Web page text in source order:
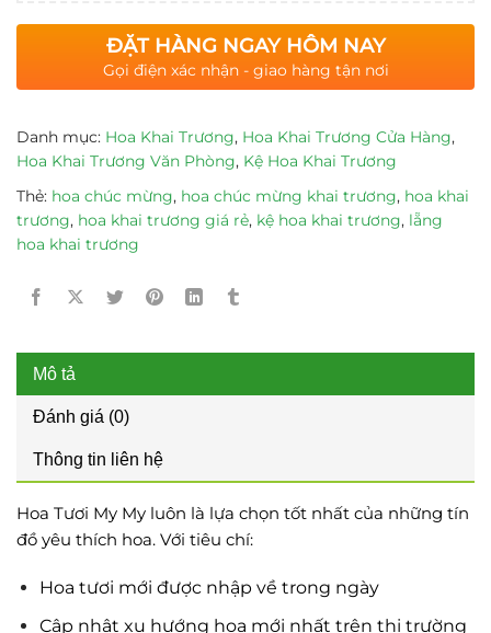
ĐẶT HÀNG NGAY HÔM NAY
Gọi điện xác nhận - giao hàng tận nơi
Danh mục: Hoa Khai Trương, Hoa Khai Trương Cửa Hàng,
Hoa Khai Trương Văn Phòng, Kệ Hoa Khai Trương
Thẻ: hoa chúc mừng, hoa chúc mừng khai trương, hoa khai
trương, hoa khai trương giá rẻ, kệ hoa khai trương, lẵng
hoa khai trương
Mô tả
Đánh giá (0)
Thông tin liên hệ
Hoa Tươi My My luôn là lựa chọn tốt nhất của những tín
đồ yêu thích hoa. Với tiêu chí:
Hoa tươi mới được nhập về trong ngày
Cập nhật xu hướng hoa mới nhất trên thị trường